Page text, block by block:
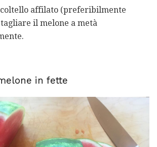
coltello affilato (preferibilmente
il melone a metà
in fette